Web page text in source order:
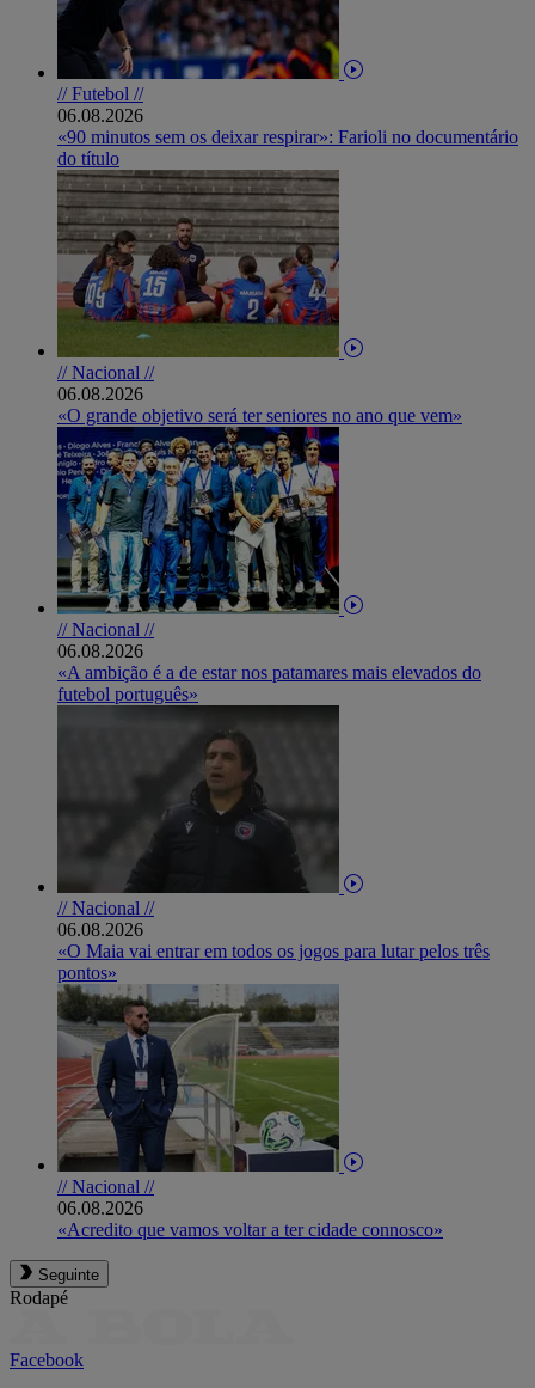
// Futebol //
06.08.2026
«90 minutos sem os deixar respirar»: Farioli no documentário
do título
// Nacional //
06.08.2026
«O grande objetivo será ter seniores no ano que vem»
// Nacional //
06.08.2026
«A ambição é a de estar nos patamares mais elevados do
futebol português»
// Nacional //
06.08.2026
«O Maia vai entrar em todos os jogos para lutar pelos três
pontos»
// Nacional //
06.08.2026
«Acredito que vamos voltar a ter cidade connosco»
Seguinte
Rodapé
Facebook